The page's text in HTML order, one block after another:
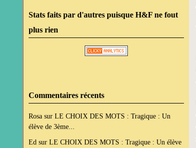
Stats faits par d'autres puisque H&F ne fout
plus rien
Commentaires récents
Rosa sur LE CHOIX DES MOTS : Tragique : Un
élève de 3ème...
Ed sur LE CHOIX DES MOTS : Tragique : Un élève